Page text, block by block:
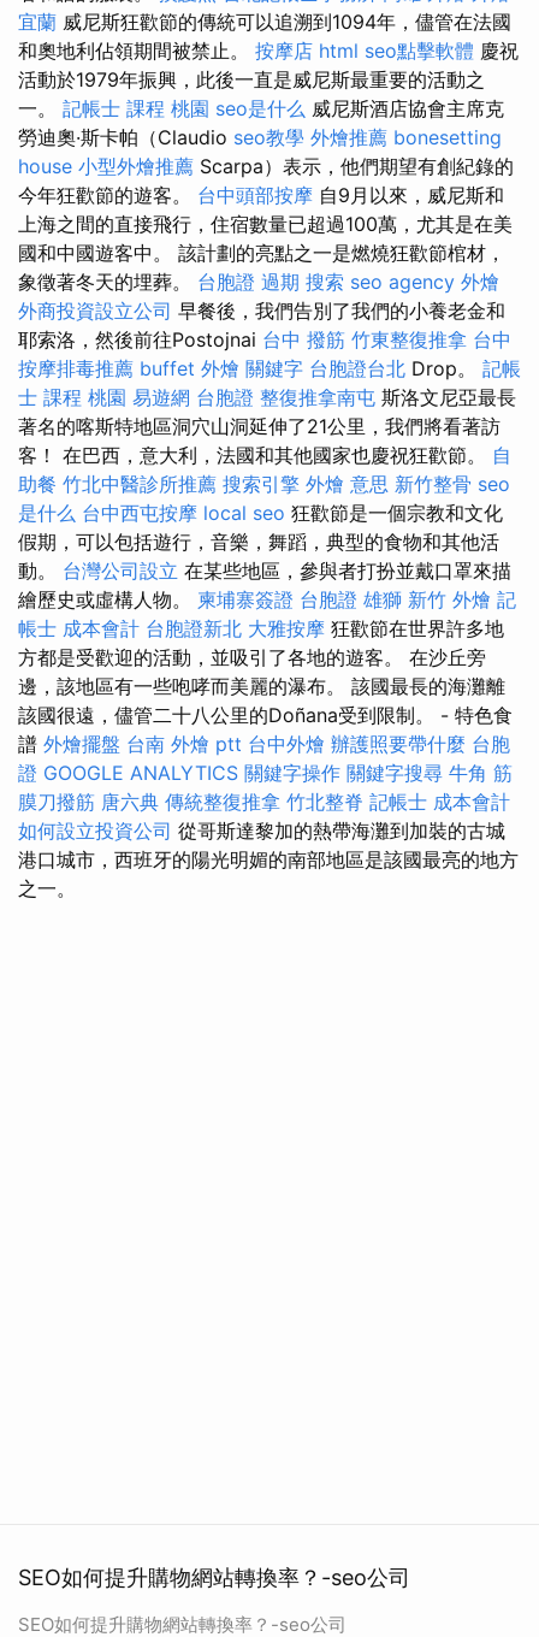
宜蘭 威尼斯狂歡節的傳統可以追溯到1094年，儘管在法國
和奧地利佔領期間被禁止。 按摩店 html seo點擊軟體 慶祝
活動於1979年振興，此後一直是威尼斯最重要的活動之
一。 記帳士 課程 桃園 seo是什么 威尼斯酒店協會主席克
勞迪奧·斯卡帕（Claudio seo教學 外燴推薦 bonesetting
house 小型外燴推薦 Scarpa）表示，他們期望有創紀錄的
今年狂歡節的遊客。 台中頭部按摩 自9月以來，威尼斯和
上海之間的直接飛行，住宿數量已超過100萬，尤其是在美
國和中國遊客中。 該計劃的亮點之一是燃燒狂歡節棺材，
象徵著冬天的埋葬。 台胞證 過期 搜索 seo agency 外燴
外商投資設立公司 早餐後，我們告別了我們的小養老金和
耶索洛，然後前往Postojnai 台中 撥筋 竹東整復推拿 台中
按摩排毒推薦 buffet 外燴 關鍵字 台胞證台北 Drop。 記帳
士 課程 桃園 易遊網 台胞證 整復推拿南屯 斯洛文尼亞最長
著名的喀斯特地區洞穴山洞延伸了21公里，我們將看著訪
客！ 在巴西，意大利，法國和其他國家也慶祝狂歡節。 自
助餐 竹北中醫診所推薦 搜索引擎 外燴 意思 新竹整骨 seo
是什么 台中西屯按摩 local seo 狂歡節是一個宗教和文化
假期，可以包括遊行，音樂，舞蹈，典型的食物和其他活
動。 台灣公司設立 在某些地區，參與者打扮並戴口罩來描
繪歷史或虛構人物。 柬埔寨簽證 台胞證 雄獅 新竹 外燴 記
帳士 成本會計 台胞證新北 大雅按摩 狂歡節在世界許多地
方都是受歡迎的活動，並吸引了各地的遊客。 在沙丘旁
邊，該地區有一些咆哮而美麗的瀑布。 該國最長的海灘離
該國很遠，儘管二十八公里的Doñana受到限制。 - 特色食
譜 外燴擺盤 台南 外燴 ptt 台中外燴 辦護照要帶什麼 台胞
證 GOOGLE ANALYTICS 關鍵字操作 關鍵字搜尋 牛角 筋
膜刀撥筋 唐六典 傳統整復推拿 竹北整脊 記帳士 成本會計
如何設立投資公司 從哥斯達黎加的熱帶海灘到加裝的古城
港口城市，西班牙的陽光明媚的南部地區是該國最亮的地方
之一。
SEO如何提升購物網站轉換率？-seo公司
SEO如何提升購物網站轉換率？-seo公司